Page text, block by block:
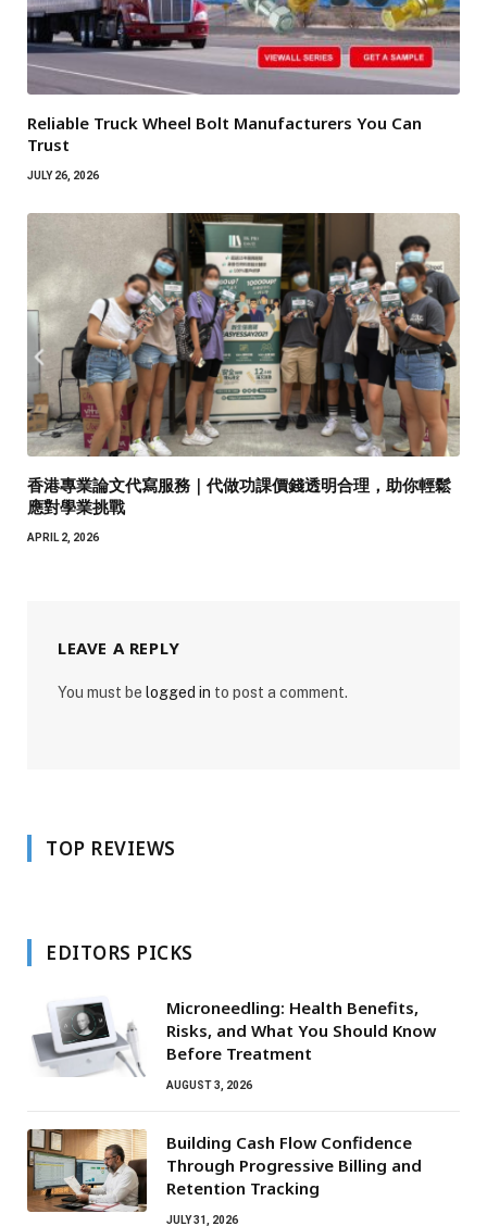
Reliable Truck Wheel Bolt Manufacturers You Can
Trust
JULY 26, 2026
香港專業論文代寫服務｜代做功課價錢透明合理，助你輕鬆
應對學業挑戰
APRIL 2, 2026
LEAVE A REPLY
You must be logged in to post a comment.
TOP REVIEWS
EDITORS PICKS
Microneedling: Health Benefits,
Risks, and What You Should Know
Before Treatment
AUGUST 3, 2026
Building Cash Flow Confidence
Through Progressive Billing and
Retention Tracking
JULY 31, 2026